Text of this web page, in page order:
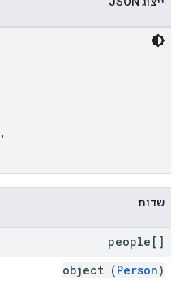
,
שדות
people[]
object (Person)